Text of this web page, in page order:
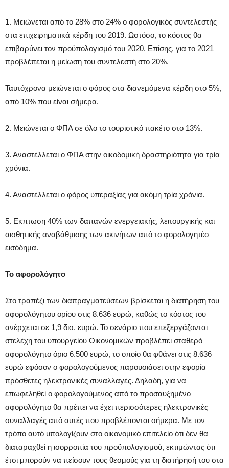
1. Μειώνεται από το 28% στο 24% ο φορολογικός συντελεστής
στα επιχειρηματικά κέρδη του 2019. Ωστόσο, το κόστος θα
επιβαρύνει τον προϋπολογισμό του 2020. Επίσης, για το 2021
προβλέπεται η μείωση του συντελεστή στο 20%.
Ταυτόχρονα μειώνεται ο φόρος στα διανεμόμενα κέρδη στο 5%,
από 10% που είναι σήμερα.
2. Μειώνεται ο ΦΠΑ σε όλο το τουριστικό πακέτο στο 13%.
3. Αναστέλλεται ο ΦΠΑ στην οικοδομική δραστηριότητα για τρία
χρόνια.
4. Αναστέλλεται ο φόρος υπεραξίας για ακόμη τρία χρόνια.
5. Εκπτωση 40% των δαπανών ενεργειακής, λειτουργικής και
αισθητικής αναβάθμισης των ακινήτων από το φορολογητέο
εισόδημα.
Το αφορολόγητο
Στο τραπέζι των διαπραγματεύσεων βρίσκεται η διατήρηση του
αφορολόγητου ορίου στις 8.636 ευρώ, καθώς το κόστος του
ανέρχεται σε 1,9 δισ. ευρώ. Το σενάριο που επεξεργάζονται
στελέχη του υπουργείου Οικονομικών προβλέπει σταθερό
αφορολόγητο όριο 6.500 ευρώ, το οποίο θα φθάνει στις 8.636
ευρώ εφόσον ο φορολογούμενος παρουσιάσει στην εφορία
πρόσθετες ηλεκτρονικές συναλλαγές. Δηλαδή, για να
επωφεληθεί ο φορολογούμενος από το προσαυξημένο
αφορολόγητο θα πρέπει να έχει περισσότερες ηλεκτρονικές
συναλλαγές από αυτές που προβλέπονται σήμερα. Με τον
τρόπο αυτό υπολογίζουν στο οικονομικό επιτελείο ότι δεν θα
διαταραχθεί η ισορροπία του προϋπολογισμού, εκτιμώντας ότι
έτσι μπορούν να πείσουν τους θεσμούς για τη διατήρησή του στα